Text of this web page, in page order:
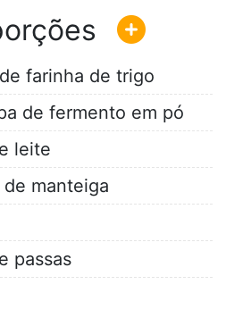
de farinha de trigo
de fermento em pó
leite
manteiga
passas